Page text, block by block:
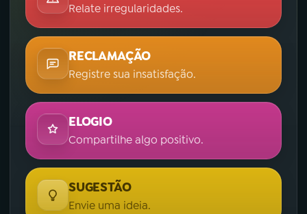
Relate irregularidades.
RECLAMAÇÃO
Registre sua insatisfação.
ELOGIO
Compartilhe algo positivo.
SUGESTÃO
Envie uma ideia.